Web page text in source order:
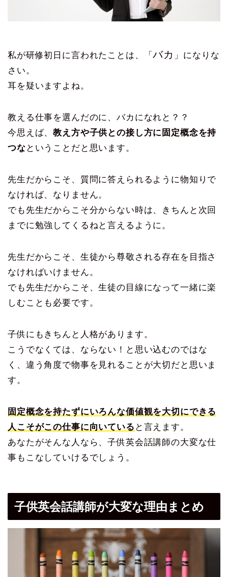
私が研修初日に言われたことは、「バカ 」になりな
さい。
耳を疑いますよね。
教える仕事を選んだのに、バカになれと？？
今思えば、教え方や子供との接し方に固定概念を持
つな ということだと思います。
先生だからこそ、質問に答えられるように物知りで
なければ、なりません。
でも先生だからこそ分からない時は、きちんと次回
までに勉強してくるねと言えるように。
先生だからこそ、生徒から尊敬される存在を目指さ
なければいけません。
でも先生だからこそ、生徒の目線になって一緒に楽
しむことも必要です。
子供にもきちんと人格があります。
こうでなくては、ならない！と思い込むのではな
く、違う角度で物事を見れることが大切だと思いま
す。
固定概念を持たずにいろんな価値観を大切にできる
人こそがこの仕事に向いている と言えます。
あなたがそんな人なら、子供英会話講師の大変な仕
事もこなしていけるでしょう。
子供英会話講師が大変な理由まとめ